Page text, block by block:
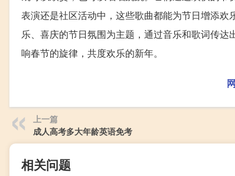
表演还是社区活动中，这些歌曲都能为节日增添
乐、喜庆的节日氛围为主题，通过音乐和歌词传
响春节的旋律，共度欢乐的新年。
上一篇
成人高考多大年龄英语免考
相关问题